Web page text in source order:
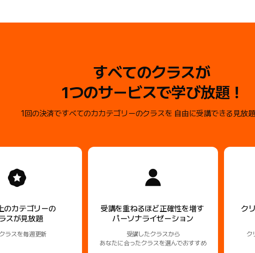
すべてのクラスが
1つのサービスで学び放題！
1回の決済ですべてのカカテゴリーのクラスを 自由に受講できる見放
のカテゴリーの
スが見放題
ラスを毎週更新
受講を重ねるほど正確性を増す
パーソナライゼーション
受講したクラスから
あなたに合ったクラスを選んでおすすめ
ク
ク